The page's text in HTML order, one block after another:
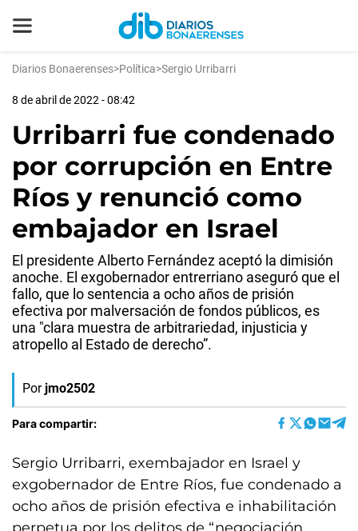
Diarios Bonaerenses>Política>Sergio Urribarri
8 de abril de 2022 - 08:42
Urribarri fue condenado
por corrupción en Entre
Ríos y renunció como
embajador en Israel
El presidente Alberto Fernández aceptó la dimisión
anoche. El exgobernador entrerriano aseguró que el
fallo, que lo sentencia a ocho años de prisión
efectiva por malversación de fondos públicos, es
una "clara muestra de arbitrariedad, injusticia y
atropello al Estado de derecho”.
Por jmo2502
Para compartir:
Sergio Urribarri, exembajador en Israel y
exgobernador de Entre Ríos, fue condenado a
ocho años de prisión efectiva e inhabilitación